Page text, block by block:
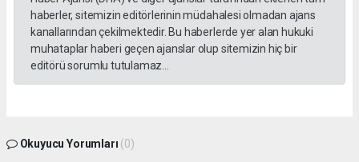
haberler, sitemizin editörlerinin müdahalesi olmadan ajans
kanallarından çekilmektedir. Bu haberlerde yer alan hukuki
muhataplar haberi geçen ajanslar olup sitemizin hiç bir
editörü sorumlu tutulamaz...
Okuyucu Yorumları (0)